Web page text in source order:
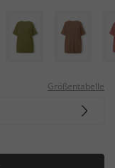
Größentabelle